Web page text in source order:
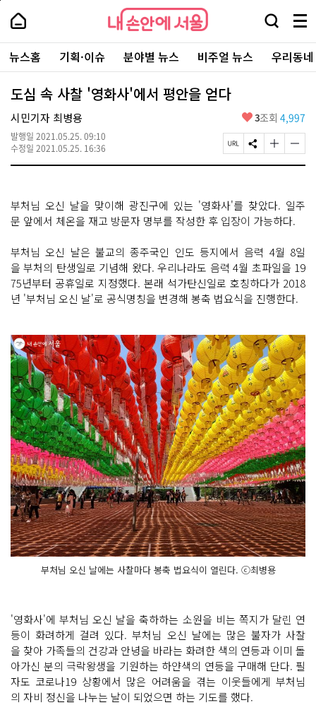
본
로
가
내
손
안
에
서
울
-
서
울
시
대
표
소
털
내
손
에
울
검
창
열
기
메
뉴
전
체
보
주
요
서
뉴스홈 기획·이슈 분야별 뉴스 비주얼 뉴스 우리동
도심 속 사찰 '영화사'에서 평안을 얻다
시민기자 최병용
발행일 2021.05.25. 09:10
수정일 2021.05.25. 16:36
좋
요
3조회 4,997
페
이
L
복
S
N
유
하
기
글
자
크
게
변
하
기
글
자
게
변
하
기
부처님 오신 날을 맞이해 광진구에 있는 '영화사'를 찾았다. 일주
문 앞에서 체온을 재고 방문자 명부를 작성한 후 입장이 가능하다.
부처님 오신 날은 불교의 종주국인 인도 등지에서 음력 4월 8일
을 부처의 탄생일로 기념해 왔다. 우리나라도 음력 4월 초파일을 19
75년부터 공휴일로 지정했다. 본래 석가탄신일로 호칭하다가 2018
년 '부처님 오신 날'로 공식명칭을 변경해 봉축 법요식을 진행한다.
부처님 오신 날에는 사찰마다 봉축 법요식이 열린다. ⓒ최병용
'영화사'에 부처님 오신 날을 축하하는 소원을 비는 쪽지가 달린 연
등이 화려하게 걸려 있다. 부처님 오신 날에는 많은 불자가 사찰
을 찾아 가족들의 건강과 안녕을 바라는 화려한 색의 연등과 이미 돌
아가신 분의 극락왕생을 기원하는 하얀색의 연등을 구매해 단다. 필
자도 코로나19 상황에서 많은 어려움을 겪는 이웃들에게 부처님
의 자비 정신을 나누는 날이 되었으면 하는 기도를 했다.
페
상
단
로